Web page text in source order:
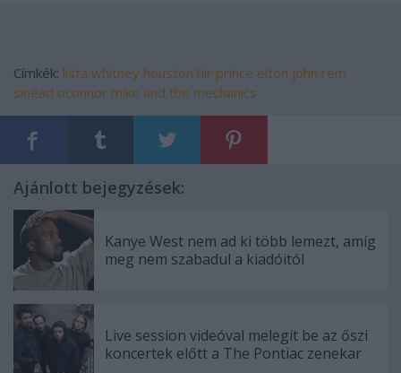
Címkék: lista whitney houston hír prince elton john rem
sinéad oconnor mike and the mechanics
Ajánlott bejegyzések:
Kanye West nem ad ki több lemezt, amíg
meg nem szabadul a kiadóitól
Live session videóval melegít be az őszi
koncertek előtt a The Pontiac zenekar